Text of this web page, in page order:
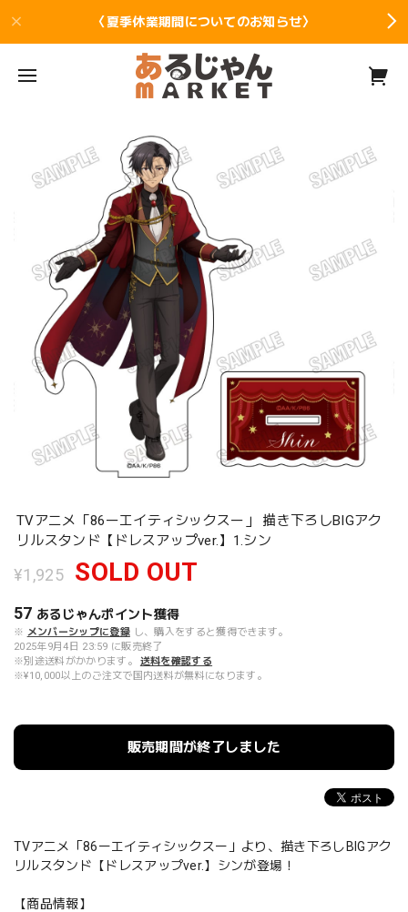
〈夏季休業期間についてのお知らせ〉
TVアニメ「86ーエイティシックスー」 描き下ろしBIGアク
リルスタンド【ドレスアップver.】1.シン
¥1,925 SOLD OUT
57 あるじゃんポイント獲得
※ メンバーシップに登録 し、購入をすると獲得できます。
2025年9月4日 23:59 に販売終了
※別途送料がかかります。
送料を確認する
※¥10,000以上のご注文で国内送料が無料になります。
販売期間が終了しました
TVアニメ「86ーエイティシックスー」より、描き下ろしBIGアク
リルスタンド【ドレスアップver.】シンが登場！
【商品情報】